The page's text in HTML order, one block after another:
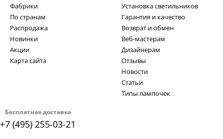
Бесплатная доставка
+7 (495) 255-03-21
Фабрики
По странам
Распродажа
Новинки
Акции
Карта сайта
Установка светильников
Гарантия и качество
Возврат и обмен
Веб-мастерам
Дизайнерам
Отзывы
Новости
Статьи
Типы лампочек